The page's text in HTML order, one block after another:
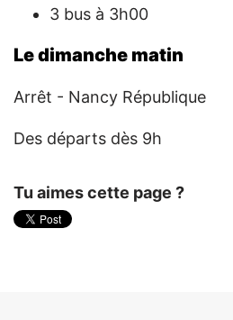
3 bus à 3h00
Le dimanche matin
Arrêt - Nancy République
Des départs dès 9h
Tu aimes cette page ?